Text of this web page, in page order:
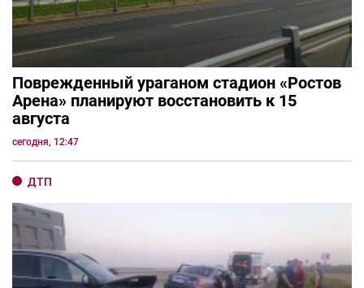
Поврежденный ураганом стадион «Ростов
Арена» планируют восстановить к 15
августа
сегодня, 12:47
ДТП